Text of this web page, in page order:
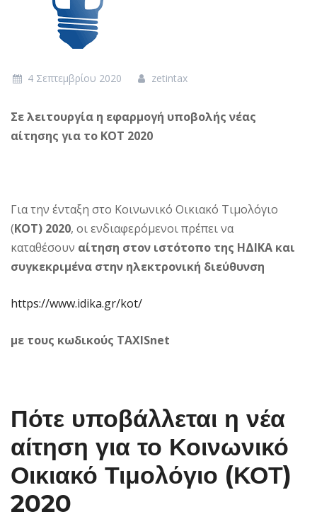
4 Σεπτεμβρίου 2020 zetintax
Σε λειτουργία η εφαρμογή υποβολής νέας
αίτησης για το ΚΟΤ 2020
Για την ένταξη στο Κοινωνικό Οικιακό Τιμολόγιο
(ΚΟΤ) 2020, οι ενδιαφερόμενοι πρέπει να
καταθέσουν αίτηση στον ιστότοπο της ΗΔΙΚΑ και
συγκεκριμένα στην ηλεκτρονική διεύθυνση
https://www.idika.gr/kot/
με τους κωδικούς TAXISnet
Πότε υποβάλλεται η νέα
αίτηση για το Κοινωνικό
Οικιακό Τιμολόγιο (ΚΟΤ)
2020